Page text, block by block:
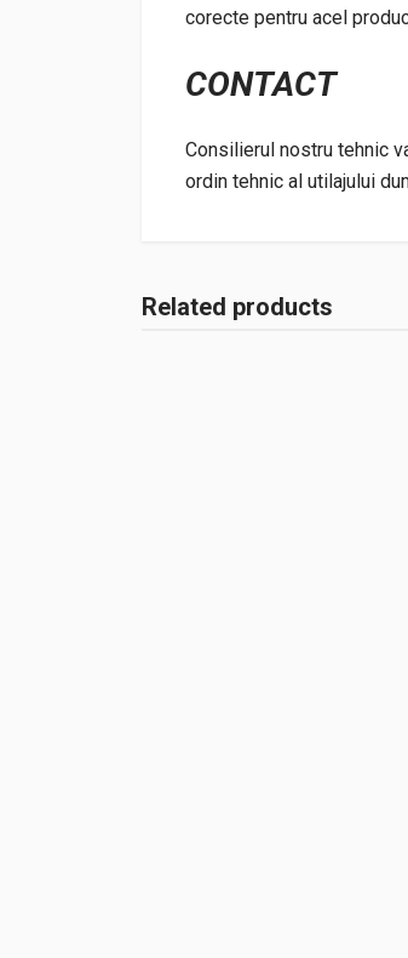
corecte pentru acel
CONTACT
Consilierul nostru tehnic
ordin tehnic al utilajului
Related products